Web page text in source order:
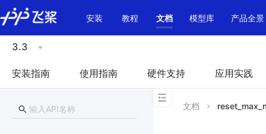
\u200E
安装
教程 文档 模型库 产品全景
3.3
安装指南 使用指南 硬件支持 应用实践
文档